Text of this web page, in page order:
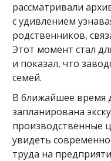
рассматривали
с удивлением
родственников,
Этот момент стал
и показал, что
семей.
В ближайшее время
запланирована
производственные
увидеть
труда на